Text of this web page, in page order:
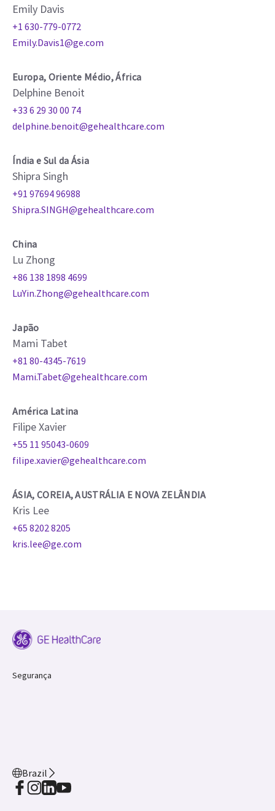
Emily Davis
+1 630-779-0772
Emily.Davis1@ge.com
Europa, Oriente Médio, África
Delphine Benoit
+33 6 29 30 00 74
delphine.benoit@gehealthcare.com
Índia e Sul da Ásia
Shipra Singh
+91 97694 96988
Shipra.SINGH@gehealthcare.com
China
Lu Zhong
+86 138 1898 4699
LuYin.Zhong@gehealthcare.com
Japão
Mami Tabet
+81 80-4345-7619
Mami.Tabet@gehealthcare.com
América Latina
Filipe Xavier
+55 11 95043-0609
filipe.xavier@gehealthcare.com
ÁSIA, COREIA, AUSTRÁLIA E NOVA ZELÂNDIA
Kris Lee
+65 8202 8205
kris.lee@ge.com
Segurança
Brazil